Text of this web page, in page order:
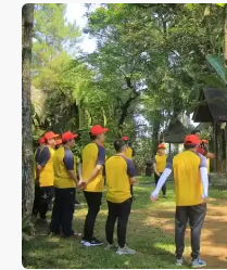
Jambuluwuk
Convention
Hall
&
Resort
Puncak
untuk
Gathering
Corporate
di
Bogor